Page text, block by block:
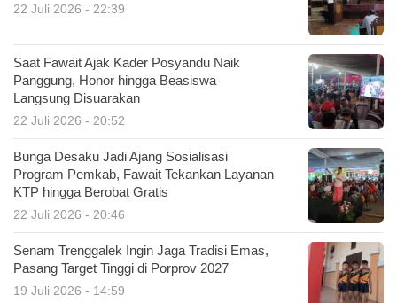
22 Juli 2026 - 22:39
Saat Fawait Ajak Kader Posyandu Naik
Panggung, Honor hingga Beasiswa
Langsung Disuarakan
22 Juli 2026 - 20:52
Bunga Desaku Jadi Ajang Sosialisasi
Program Pemkab, Fawait Tekankan Layanan
KTP hingga Berobat Gratis
22 Juli 2026 - 20:46
Senam Trenggalek Ingin Jaga Tradisi Emas,
Pasang Target Tinggi di Porprov 2027
19 Juli 2026 - 14:59